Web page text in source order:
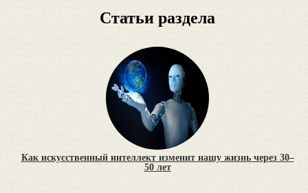
Статьи раздела
Как искусственный интеллект изменит нашу жизнь через 30–
50 лет